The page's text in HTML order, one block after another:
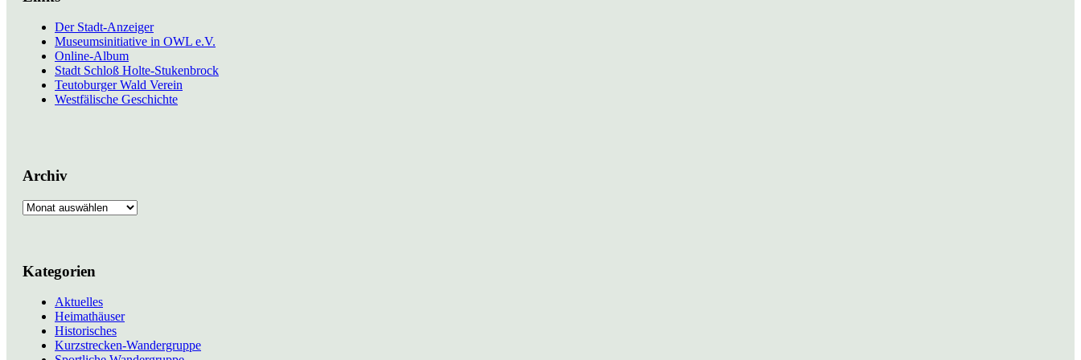
Der Stadt-Anzeiger
Museumsinitiative in OWL e.V.
Online-Album
Stadt Schloß Holte-Stukenbrock
Teutoburger Wald Verein
Westfälische Geschichte
Archiv
Archiv
Kategorien
Aktuelles
Heimathäuser
Historisches
Kurzstrecken-Wandergruppe